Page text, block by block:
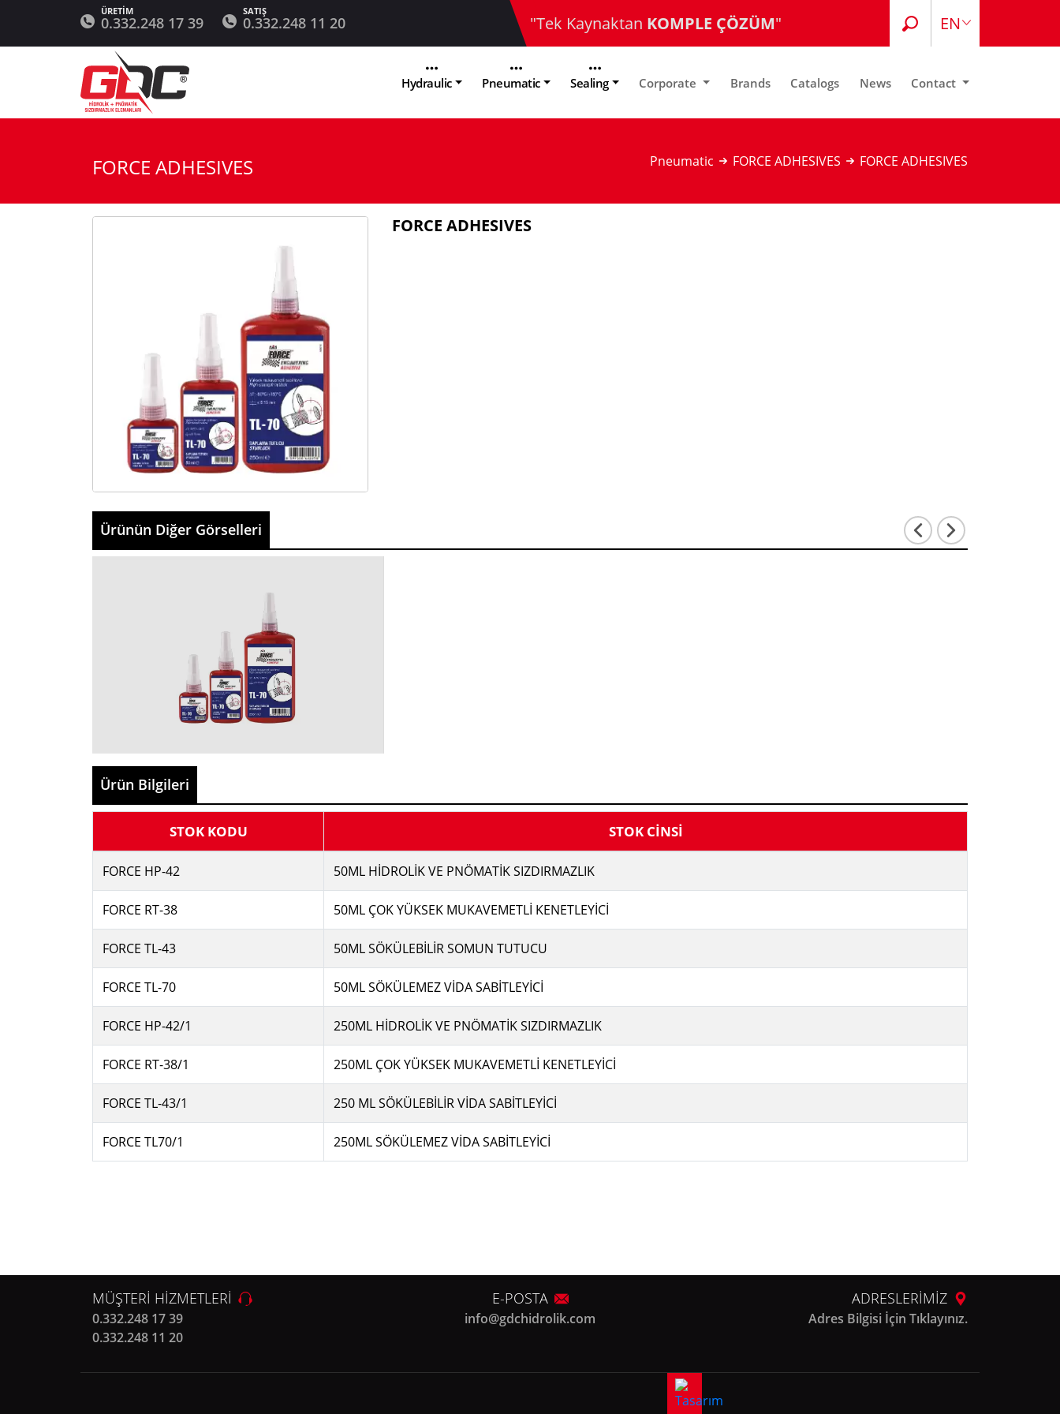
0.332.248 17 39 0.332.248 11 20 "Tek Kaynaktan KOMPLE ÇÖZÜM" EN
TR
Hydraulic Pneumatic Sealing Corporate Brands Catalogs News Contact
FORCE ADHESIVES Pneumatic FORCE ADHESIVES FORCE ADHESIVES
FORCE ADHESIVES
Ürünün Diğer Görselleri
Ürün Bilgileri
STOK KODU STOK CİNSİ
FORCE HP-42 50ML HİDROLİK VE PNÖMATİK SIZDIRMAZLIK
FORCE RT-38 50ML ÇOK YÜKSEK MUKAVEMETLİ KENETLEYİCİ
FORCE TL-43 50ML SÖKÜLEBİLİR SOMUN TUTUCU
FORCE TL-70 50ML SÖKÜLEMEZ VİDA SABİTLEYİCİ
FORCE HP-42/1 250ML HİDROLİK VE PNÖMATİK SIZDIRMAZLIK
FORCE RT-38/1 250ML ÇOK YÜKSEK MUKAVEMETLİ KENETLEYİCİ
FORCE TL-43/1 250 ML SÖKÜLEBİLİR VİDA SABİTLEYİCİ
FORCE TL70/1 250ML SÖKÜLEMEZ VİDA SABİTLEYİCİ
MÜŞTERİ HİZMETLERİ
0.332.248 17 39
0.332.248 11 20
E-POSTA
info@gdchidrolik.com
ADRESLERİMİZ
Adres Bilgisi İçin Tıklayınız.